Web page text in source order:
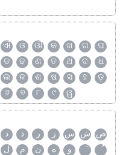
ଐ ଓ ଔ କ ଖ ଗ
ଘ
ଡ ଢ ଣ ତ ଥ ଦ
ଧ
ଲ ଳ ଶ ଷ ସ ହ
ଡ଼
୬ ୭ ୮ ୯ ୱ
د ذ ر ز س ش ص
ل م ن ه
و